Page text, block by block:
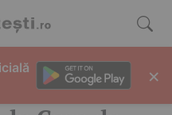
×